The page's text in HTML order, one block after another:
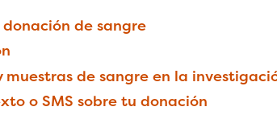
de sangre
de sangre en la
o SMS sobre tu donación